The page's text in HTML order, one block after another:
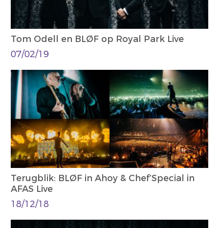
Tom Odell en BLØF op Royal Park Live
07/02/19
Terugblik: BLØF in Ahoy & Chef’Special in
AFAS Live
18/12/18